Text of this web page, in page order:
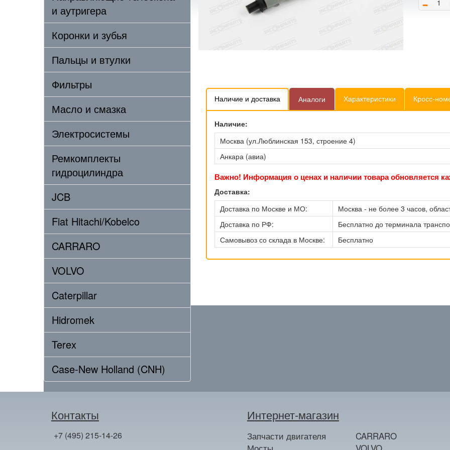
и аутригера
Коронки и зубья
Пальцы и втулки
Фильтры
Масло и смазка
Электросистемы
Ремкомплекты
гидроцилиндра
JCB
Fiat Hitachi/Kobelco
CARRARO
VOLVO
Caterpillar
Hidromek
Terex
Case-New Holland (CNH)
Наличие и доставка Аналоги Характеристики Кросс-
Наличие:
Москва (ул.Люблинская 153, строение 4)
Анкара (авиа)
Важно! Информация о ценах и наличии товара обновляется
Доставка:
Доставка по Москве и МО:
Москва - не более 3 часов,
Доставка по РФ:
Бесплатно до терминала
Самовывоз со склада в Москве:
Бесплатно
Контакты
+7 (495) 215-14-26
Интернет-магазин
Запчасти двигателя
CARRARO